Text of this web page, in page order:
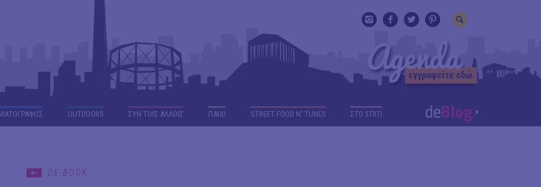
OUTDΟORS ΣΥΝ ΤΟΙΣ ΑΛΛΟΙΣ ΠΑΙΔΙ STREET FOOD N' TUNES ΣΤΟ ΣΠΙΤΙ
DE-BOOK